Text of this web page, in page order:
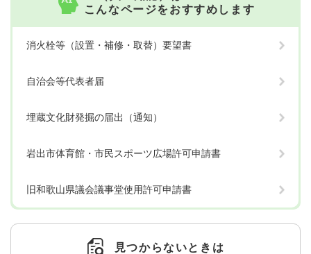
こんなページをおすすめします
消火栓等（設置・補修・取替）要望書
自治会等代表者届
埋蔵文化財発掘の届出（通知）
岩出市体育館・市民スポーツ広場許可申請書
旧和歌山県議会議事堂使用許可申請書
見つからないときは